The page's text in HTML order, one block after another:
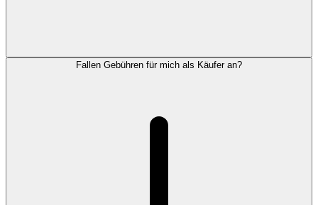
Fallen Gebühren für mich als Käufer an?